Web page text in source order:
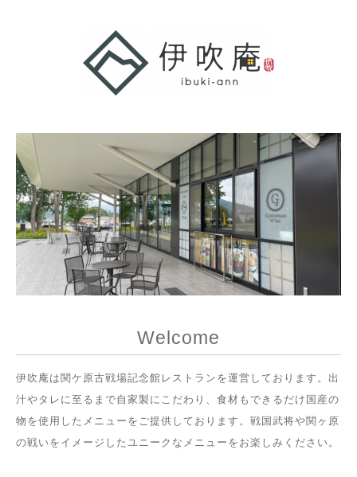
Welcome
伊吹庵は関ケ原古戦場記念館レストランを運営しております。出
汁やタレに至るまで自家製にこだわり、食材もできるだけ国産の
物を使用したメニューをご提供しております。戦国武将や関ヶ原
の戦いをイメージしたユニークなメニューをお楽しみください。